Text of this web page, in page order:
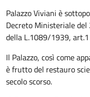
Palazzo Viviani è
Decreto Ministeriale
della L.1089/1939,
Il Palazzo, così come
è frutto del restauro
secolo scorso.